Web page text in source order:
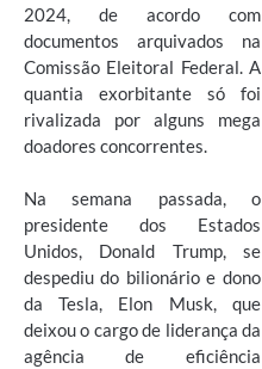
2024, de acordo com
documentos arquivados na
Comissão Eleitoral Federal. A
quantia exorbitante só foi
rivalizada por alguns mega
doadores concorrentes.
Na semana passada, o
presidente dos Estados
Unidos, Donald Trump, se
despediu do bilionário e dono
da Tesla, Elon Musk, que
deixou o cargo de liderança da
agência de eficiência